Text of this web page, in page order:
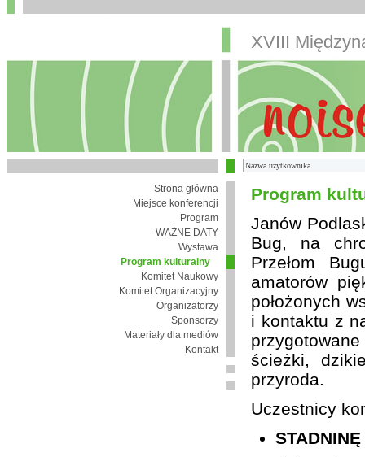
XVIII
Strona główna
Miejsce konferencji
Program
WAŻNE DATY
Wystawa
Program kulturalny
Komitet Naukowy
Komitet Organizacyjny
Organizatorzy
Sponsorzy
Materiały dla mediów
Kontakt
Program
Janów
Bug, na
Przełom
amatorów
położonych
i kontaktu z
ścieżki,
przyroda.
Uczestnicy